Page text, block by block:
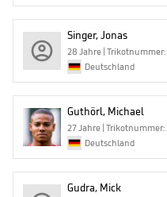
Singer, Jonas
28 Jahre | Trikotnummer:
Deutschland
Guthörl, Michael
27 Jahre | Trikotnummer:
Deutschland
Gudra, Mick